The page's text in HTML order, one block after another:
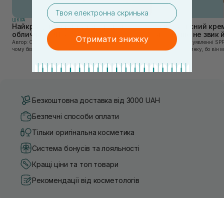
ШКIРА
Найкращі тонери та тоніки для
обличчя: ТОП-7 засобів
Автор: Олеся Вакулко [artnav] У цій статті ми пояснимо,
чому без тонера ваш крем працює лише на 50%, і як
думка, що тонізація — це зайвий е...
Сонцезахисний
тих, хто ще не звик
Якщо у вашому уявленні
лише на відпочинку, бо він
чи скочується під макіяжем
Безкоштовна доставка від 3000 UAH
Безпечні способи оплати
Тільки оригінальна косметика
Система бонусів та лояльності
Кращі ціни та топ товари
Рекомендації від косметологів
email
Отримати знижку